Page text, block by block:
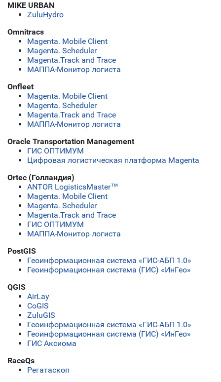
MIKE URBAN
ZuluHydro
Omnitracs
Magenta. Mobile Client
Magenta. Scheduler
Magenta.Track and Trace
МАППА-Монитор логиста
Onfleet
Magenta. Mobile Client
Magenta. Scheduler
Magenta.Track and Trace
МАППА-Монитор логиста
Oracle Transportation Management
ГИС ОПТИМУМ
Цифровая логистическая платформа Magenta
Ortec (Голландия)
ANTOR LogisticsMaster™
Magenta. Mobile Client
Magenta. Scheduler
Magenta.Track and Trace
ГИС ОПТИМУМ
МАППА-Монитор логиста
PostGIS
Геоинформационная система «ГИС-АБП 1.0»
Геоинформационная система (ГИС) «ИнГео»
QGIS
AirLay
CoGIS
ZuluGIS
Геоинформационная система «ГИС-АБП 1.0»
Геоинформационная система (ГИС) «ИнГео»
ГИС Аксиома
RaceQs
Регатаскоп